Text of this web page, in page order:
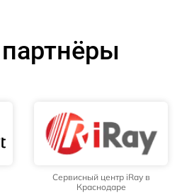
Сервисный центр iRay в
Краснодаре